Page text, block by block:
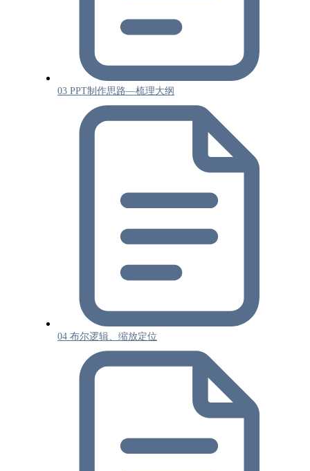
03 PPT制作思路—梳理大纲
04 布尔逻辑、缩放定位